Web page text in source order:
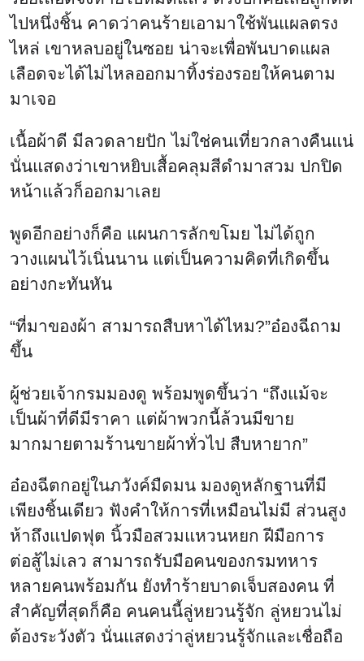
พูดอีกอย่างก็คือ แผนการลักขโมย ไม่ได้ถูก
วางแผนไว้เนิ่นนาน แต่เป็นความคิดที่เกิดขึ้น
อย่างกะทันหัน
“ที่มาของผ้า สามารถสืบหาได้ไหม?”อ๋องฉีถาม
ขึ้น
ผู้ช่วยเจ้ากรมมองดู พร้อมพูดขึ้นว่า “ถึงแม้จะ
เป็นผ้าที่ดีมีราคา แต่ผ้าพวกนี้ล้วนมีขาย
มากมายตามร้านขายผ้าทั่วไป สืบหายาก”
อ๋องฉีตกอยู่ในภวังค์มืดมน มองดูหลักฐานที่มี
เพียงชิ้นเดียว ฟังคำให้การที่เหมือนไม่มี ส่วนสูง
ห้าถึงแปดฟุต นิ้วมือสวมแหวนหยก ฝีมือการ
ต่อสู้ไม่เลว สามารถรับมือคนของกรมทหาร
หลายคนพร้อมกัน ยังทำร้ายบาดเจ็บสองคน ที่
สำคัญที่สุดก็คือ คนคนนี้ลู่หยวนรู้จัก ลู่หยวนไม่
ต้องระวังตัว นั่นแสดงว่าลู่หยวนรู้จักและเชื่อถือ